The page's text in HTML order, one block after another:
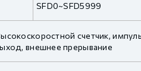
SFD0~SFD5999
счетчик,
внешнее прерывание